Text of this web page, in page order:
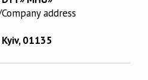
address
01135